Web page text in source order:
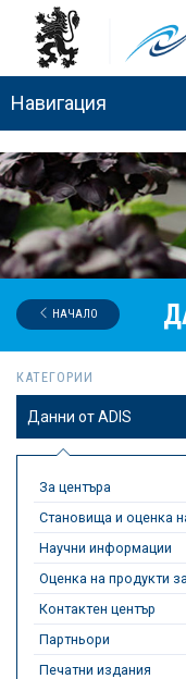
Навигация
НАЧАЛО
КАТЕГОРИИ
Данни от ADIS
За центъра
Становища и оценка
Научни информации
Оценка на продукти
Контактен център
Партньори
Печатни издания